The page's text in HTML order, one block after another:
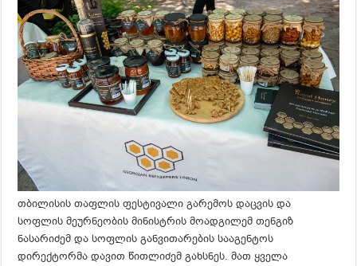
თბილისის თაფლის ფესტივალი გარემოს დაცვის და
სოფლის მეურნეობის მინისტრის მოადგილემ თენგიზ
ნასარიძემ და სოფლის განვითარების სააგენტოს
დირექტორმა დავით წითლიძემ გახსნეს. მათ ყველა